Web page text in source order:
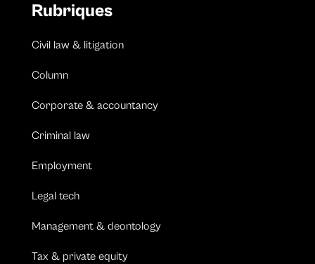
Rubriques
Civil law & litigation
Column
Corporate & accountancy
Criminal law
Employment
Legal tech
Management & deontology
Tax & private equity